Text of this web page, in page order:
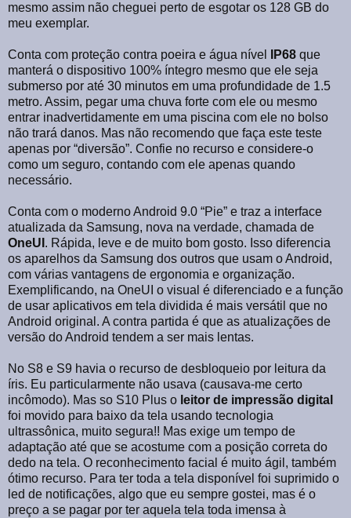
mesmo assim não cheguei perto de esgotar os 128 GB do
meu exemplar.
Conta com proteção contra poeira e água nível IP68 que
manterá o dispositivo 100% íntegro mesmo que ele seja
submerso por até 30 minutos em uma profundidade de 1.5
metro. Assim, pegar uma chuva forte com ele ou mesmo
entrar inadvertidamente em uma piscina com ele no bolso
não trará danos. Mas não recomendo que faça este teste
apenas por “diversão”. Confie no recurso e considere-o
como um seguro, contando com ele apenas quando
necessário.
Conta com o moderno Android 9.0 “Pie” e traz a interface
atualizada da Samsung, nova na verdade, chamada de
OneUI . Rápida, leve e de muito bom gosto. Isso diferencia
os aparelhos da Samsung dos outros que usam o Android,
com várias vantagens de ergonomia e organização.
Exemplificando, na OneUI o visual é diferenciado e a função
de usar aplicativos em tela dividida é mais versátil que no
Android original. A contra partida é que as atualizações de
versão do Android tendem a ser mais lentas.
No S8 e S9 havia o recurso de desbloqueio por leitura da
íris. Eu particularmente não usava (causava-me certo
incômodo). Mas so S10 Plus o leitor de impressão digital
foi movido para baixo da tela usando tecnologia
ultrassônica, muito segura!! Mas exige um tempo de
adaptação até que se acostume com a posição correta do
dedo na tela. O reconhecimento facial é muito ágil, também
ótimo recurso. Para ter toda a tela disponível foi suprimido o
led de notificações, algo que eu sempre gostei, mas é o
preço a se pagar por ter aquela tela toda imensa à